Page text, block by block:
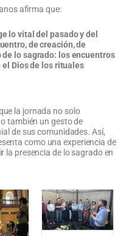
afirma que:
lo vital del pasado y del
de creación, de
lo sagrado: los encuentros
el Dios de los rituales
la jornada no solo
también un gesto de
de sus comunidades. Así,
como una experiencia de
la presencia de lo sagrado en